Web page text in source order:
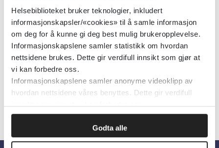
Helsebiblioteket bruker teknologier, inkludert
informasjonskapsler/«cookies» til å samle informasjon
om deg for å kunne gi deg best mulig brukeropplevelse.
Informasjonskapslene samler statistikk om hvordan
nettsidene brukes. Dette gir verdifull innsikt som gjør at
vi kan forbedre oss.
Informasjonskapslene samler anonyme videoklipp av
hvordan nettsidene våres benyttes. Dette gir verdifull
innsikt som gjør at vi kan forbedre oss.
Godta alle
Emner:Allmennmedisin
Dokumenttype:Veiledere
Utgiver:Den norske legeforening
Språk:Norsk